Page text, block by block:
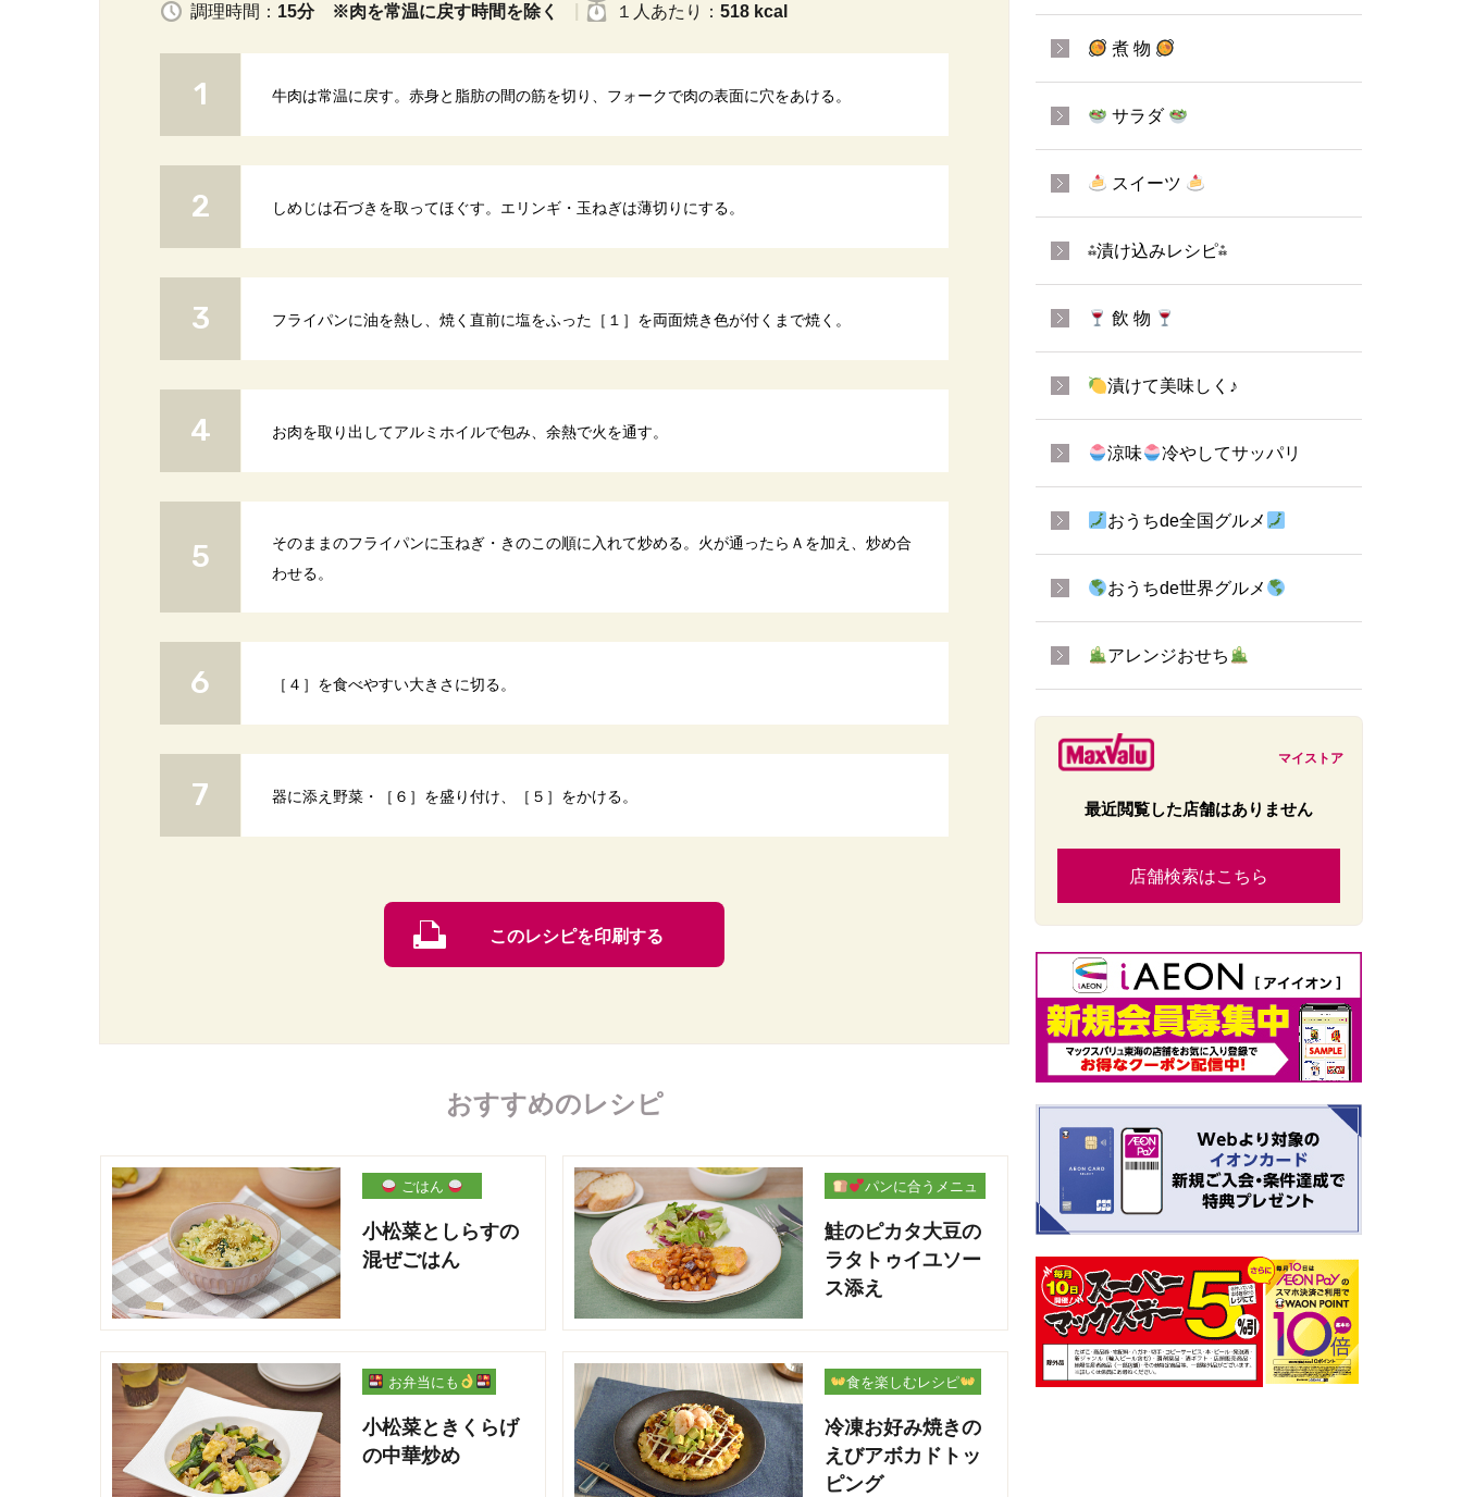
調理時間： 15分 ※肉を常温に戻す時間を除く １人 あたり ： 518 kcal
牛肉は常温に戻す。赤身と脂肪の間の筋を切り、フォークで肉の表面に穴をあける。
しめじは石づきを取ってほぐす。エリンギ・玉ねぎは薄切りにする。
フライパンに油を熱し、焼く直前に塩をふった［１］を両面焼き色が付くまで焼く。
お肉を取り出してアルミホイルで包み、余熱で火を通す。
そのままのフライパンに玉ねぎ・きのこの順に入れて炒める。火が通ったらＡを加え、炒め合
わせる。
［４］を食べやすい大きさに切る。
器に添え野菜・［６］を盛り付け、［５］をかける。
このレシピを印刷する
おすすめのレシピ
ごはん
小松菜としらすの
混ぜごはん
パンに合うメニュ
鮭のピカタ大豆の
ラタトゥイユソー
ス添え
お弁当にも
小松菜ときくらげ
の中華炒め
食を楽しむレシピ
冷凍お好み焼きの
えびアボカドトッ
ピング
煮 物
サラダ
スイーツ
⁂漬け込みレシピ⁂
飲 物
漬けて美味しく♪
涼味 冷やしてサッパリ
おうちde全国グルメ
おうちde世界グルメ
アレンジおせち
マイストア
最近閲覧した店舗はありません
店舗検索はこちら